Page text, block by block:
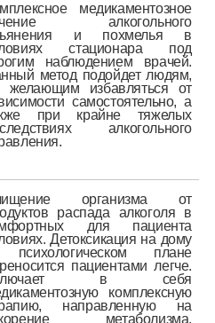
медикаментозное
алкогольного
и похмелья в
стационара под
наблюдением врачей.
метод подойдет людям,
желающим избавляться от
самостоятельно, а
при крайне тяжелых
алкогольного
организма от
распада алкоголя в
для пациента
Детоксикация на дому
плане
пациентами легче.
в себя
комплексную
направленную на
метаболизма,